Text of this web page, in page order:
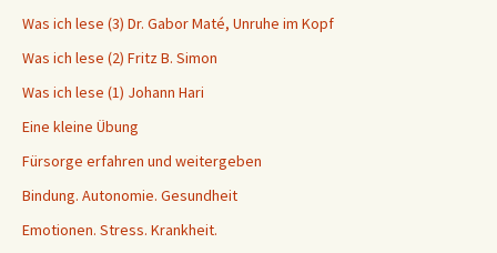
Was ich lese (3) Dr. Gabor Maté, Unruhe im Kopf
Was ich lese (2) Fritz B. Simon
Was ich lese (1) Johann Hari
Eine kleine Übung
Fürsorge erfahren und weitergeben
Bindung. Autonomie. Gesundheit
Emotionen. Stress. Krankheit.